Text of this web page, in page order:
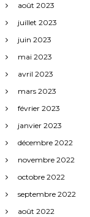
août 2023
juillet 2023
juin 2023
mai 2023
avril 2023
mars 2023
février 2023
janvier 2023
décembre 2022
novembre 2022
octobre 2022
septembre 2022
août 2022